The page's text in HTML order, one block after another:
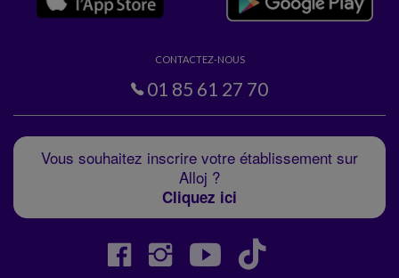
CONTACTEZ-NOUS
01 85 61 27 70
Vous souhaitez inscrire votre établissement sur
Alloj ?
Cliquez ici